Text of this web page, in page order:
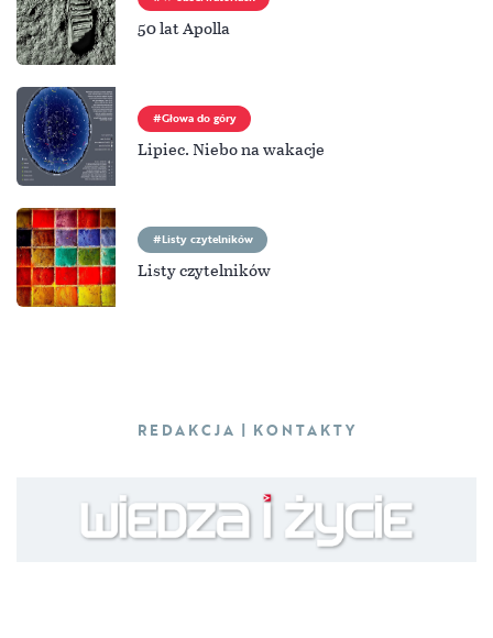
50 lat Apolla
Głowa do góry
Lipiec. Niebo na wakacje
Listy czytelników
Listy czytelników
REDAKCJA | KONTAKTY